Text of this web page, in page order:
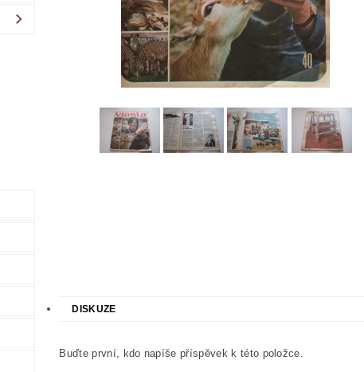
LITERATURA TECHNICKÁ LITERATURA VÁLEČNÁ MAPY
MODELY, VYSTŘIHOVÁNKY PEXESA POEZIE
VYŘAZENO Z KNIHOVNY ZÁHADY ZDRAVÍ
DISKUZE
Buďte první, kdo napíše příspěvek k této položce.